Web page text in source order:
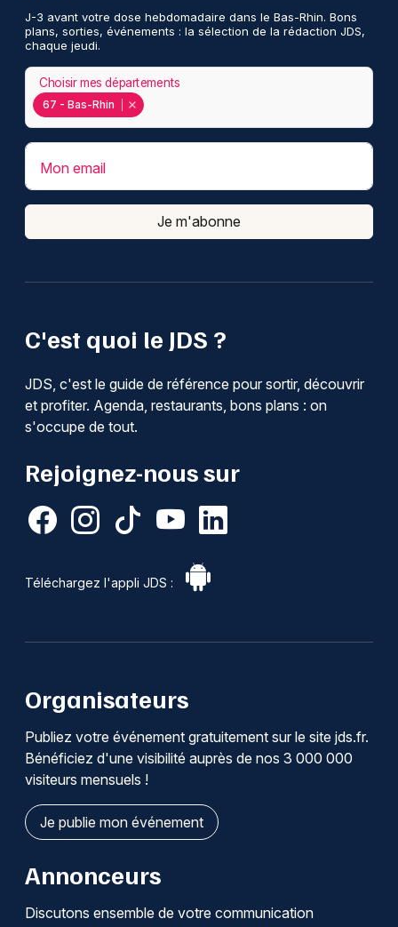
C'est quoi le JDS ?
JDS, c'est le guide de référence pour sortir, découvrir
et profiter. Agenda, restaurants, bons plans : on
s'occupe de tout.
Rejoignez-nous sur
Téléchargez l'appli JDS :
J-3 avant votre dose hebdomadaire dans le Bas-Rhin. Bons
plans, sorties, événements : la sélection de la rédaction JDS,
chaque jeudi.
67 - Bas-Rhin
Choisir mes départements
Mon email
Je m'abonne
Organisateurs
Publiez votre événement gratuitement sur le site jds.fr.
Bénéficiez d'une visibilité auprès de nos 3 000 000
visiteurs mensuels !
Je publie mon événement
Annonceurs
Discutons ensemble de votre communication